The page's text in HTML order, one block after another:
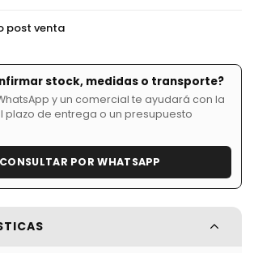
post venta
stock, medidas o transporte?
y un comercial te ayudará con la
plazo de entrega o un presupuesto
CONSULTAR POR WHATSAPP